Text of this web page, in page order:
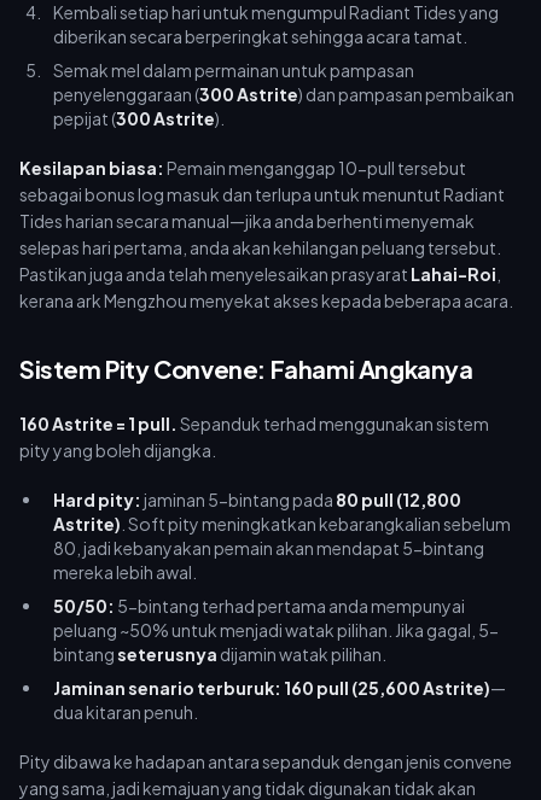
Kembali setiap hari untuk mengumpul Radiant Tides yang
diberikan secara berperingkat sehingga acara tamat.
Semak mel dalam permainan untuk pampasan
penyelenggaraan (300 Astrite) dan pampasan pembaikan
pepijat (300 Astrite).
Kesilapan biasa: Pemain menganggap 10-pull tersebut
sebagai bonus log masuk dan terlupa untuk menuntut Radiant
Tides harian secara manual—jika anda berhenti menyemak
selepas hari pertama, anda akan kehilangan peluang tersebut.
Pastikan juga anda telah menyelesaikan prasyarat Lahai-Roi
kerana ark Mengzhou menyekat akses kepada beberapa acara.
Sistem Pity Convene: Fahami Angkanya
160 Astrite = 1 pull. Sepanduk terhad menggunakan sistem
pity yang boleh dijangka.
Hard pity: jaminan 5-bintang pada 80 pull (12,800
Astrite) . Soft pity meningkatkan kebarangkalian sebelum
80, jadi kebanyakan pemain akan mendapat 5-bintang
mereka lebih awal.
50/50: 5-bintang terhad pertama anda mempunyai
peluang ~50% untuk menjadi watak pilihan. Jika gagal, 5-
bintangseterusnya dijamin watak pilihan.
Jaminan senario terburuk: 160 pull (25,600 Astrite)—
dua kitaran penuh.
Pity dibawa ke hadapan antara sepanduk dengan jenis convene
yang sama, jadi kemajuan yang tidak digunakan tidak akan